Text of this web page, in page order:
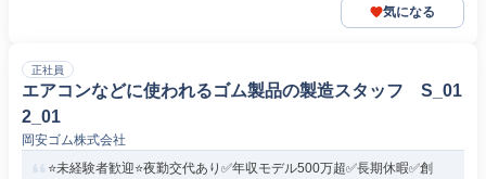
気になる
正社員
エアコンなどに使われるゴム製品の製造スタッフ S_01
2_01
岡安ゴム株式会社
⭐未経験者歓迎⭐夜勤交代あり✅年収モデル500万超✅長期休暇✅創